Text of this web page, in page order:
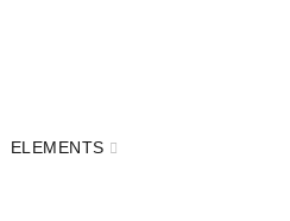
ELEMENTS